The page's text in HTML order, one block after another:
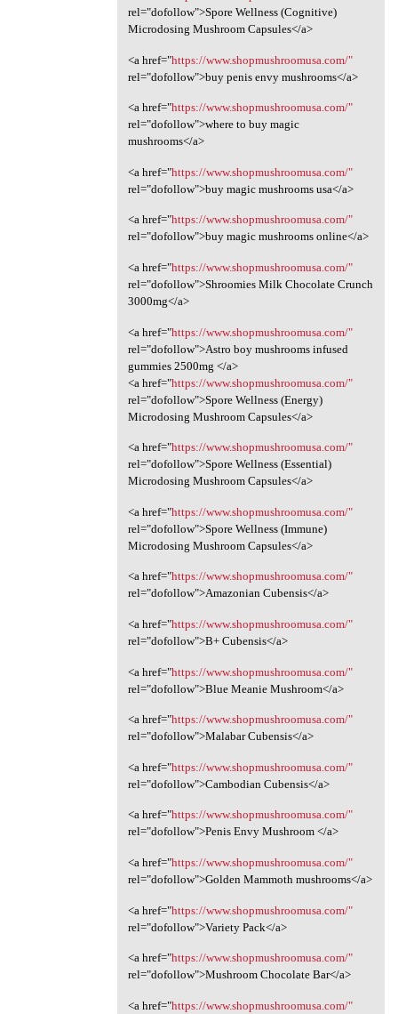
rel="dofollow">Spore Wellness (Cognitive)
Microdosing Mushroom Capsules</a>
<a href="https://www.shopmushroomusa.com/"
rel="dofollow">buy penis envy mushrooms</a>
<a href="https://www.shopmushroomusa.com/"
rel="dofollow">where to buy magic
mushrooms</a>
<a href="https://www.shopmushroomusa.com/"
rel="dofollow">buy magic mushrooms usa</a>
<a href="https://www.shopmushroomusa.com/"
rel="dofollow">buy magic mushrooms online</a>
<a href="https://www.shopmushroomusa.com/"
rel="dofollow">Shroomies Milk Chocolate Crunch
3000mg</a>
<a href="https://www.shopmushroomusa.com/"
rel="dofollow">Astro boy mushrooms infused
gummies 2500mg </a>
<a href="https://www.shopmushroomusa.com/"
rel="dofollow">Spore Wellness (Energy)
Microdosing Mushroom Capsules</a>
<a href="https://www.shopmushroomusa.com/"
rel="dofollow">Spore Wellness (Essential)
Microdosing Mushroom Capsules</a>
<a href="https://www.shopmushroomusa.com/"
rel="dofollow">Spore Wellness (Immune)
Microdosing Mushroom Capsules</a>
<a href="https://www.shopmushroomusa.com/"
rel="dofollow">Amazonian Cubensis</a>
<a href="https://www.shopmushroomusa.com/"
rel="dofollow">B+ Cubensis</a>
<a href="https://www.shopmushroomusa.com/"
rel="dofollow">Blue Meanie Mushroom</a>
<a href="https://www.shopmushroomusa.com/"
rel="dofollow">Malabar Cubensis</a>
<a href="https://www.shopmushroomusa.com/"
rel="dofollow">Cambodian Cubensis</a>
<a href="https://www.shopmushroomusa.com/"
rel="dofollow">Penis Envy Mushroom </a>
<a href="https://www.shopmushroomusa.com/"
rel="dofollow">Golden Mammoth mushrooms</a>
<a href="https://www.shopmushroomusa.com/"
rel="dofollow">Variety Pack</a>
<a href="https://www.shopmushroomusa.com/"
rel="dofollow">Mushroom Chocolate Bar</a>
<a href="https://www.shopmushroomusa.com/"